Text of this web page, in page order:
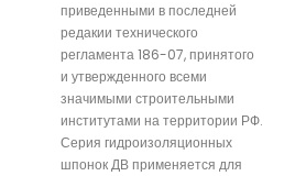
приведенными в последней
редакии технического
регламента 186-07, принятого
и утвержденного всеми
значимыми строительными
институтами на территории РФ.
Серия гидроизоляционных
шпонок ДВ применяется для